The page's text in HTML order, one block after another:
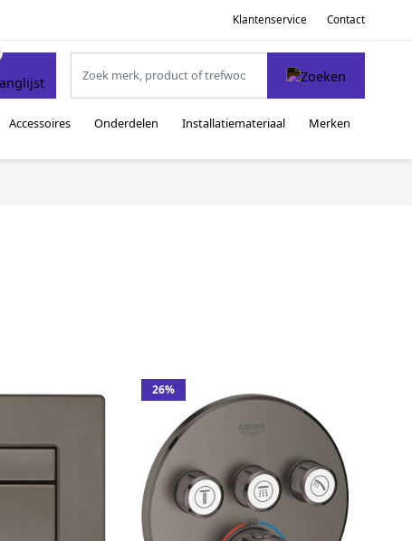
Klantenservice Contact
Accessoires Onderdelen Installatiemateriaal Merken
26%